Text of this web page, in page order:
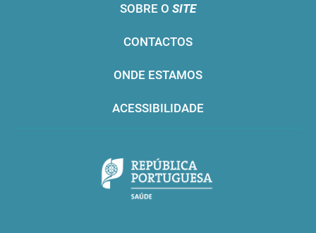
SOBRE O SITE
CONTACTOS
ONDE ESTAMOS
ACESSIBILIDADE